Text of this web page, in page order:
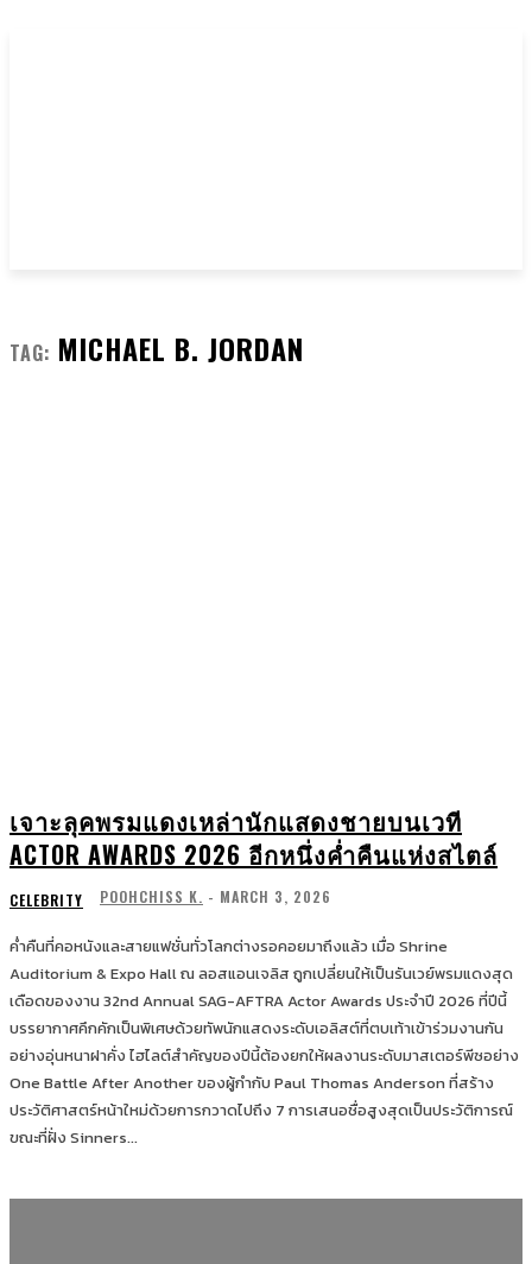
TAG: MICHAEL B. JORDAN
เจาะลุคพรมแดงเหล่านักแสดงชายบนเวที
ACTOR AWARDS 2026 อีกหนึ่งค่ำคืนแห่งสไตล์
CELEBRITY POOHCHISS K. - MARCH 3, 2026
ค่ำคืนที่คอหนังและสายแฟชั่นทั่วโลกต่างรอคอยมาถึงแล้ว เมื่อ Shrine
Auditorium & Expo Hall ณ ลอสแอนเจลิส ถูกเปลี่ยนให้เป็นรันเวย์พรมแดงสุด
เดือดของงาน 32nd Annual SAG-AFTRA Actor Awards ประจำปี 2026 ที่ปีนี้
บรรยากาศคึกคักเป็นพิเศษด้วยทัพนักแสดงระดับเอลิสต์ที่ตบเท้าเข้าร่วมงานกัน
อย่างอุ่นหนาฝาคั่ง ไฮไลต์สำคัญของปีนี้ต้องยกให้ผลงานระดับมาสเตอร์พีซอย่าง
One Battle After Another ของผู้กำกับ Paul Thomas Anderson ที่สร้าง
ประวัติศาสตร์หน้าใหม่ด้วยการกวาดไปถึง 7 การเสนอชื่อสูงสุดเป็นประวัติการณ์
ขณะที่ฝั่ง Sinners...